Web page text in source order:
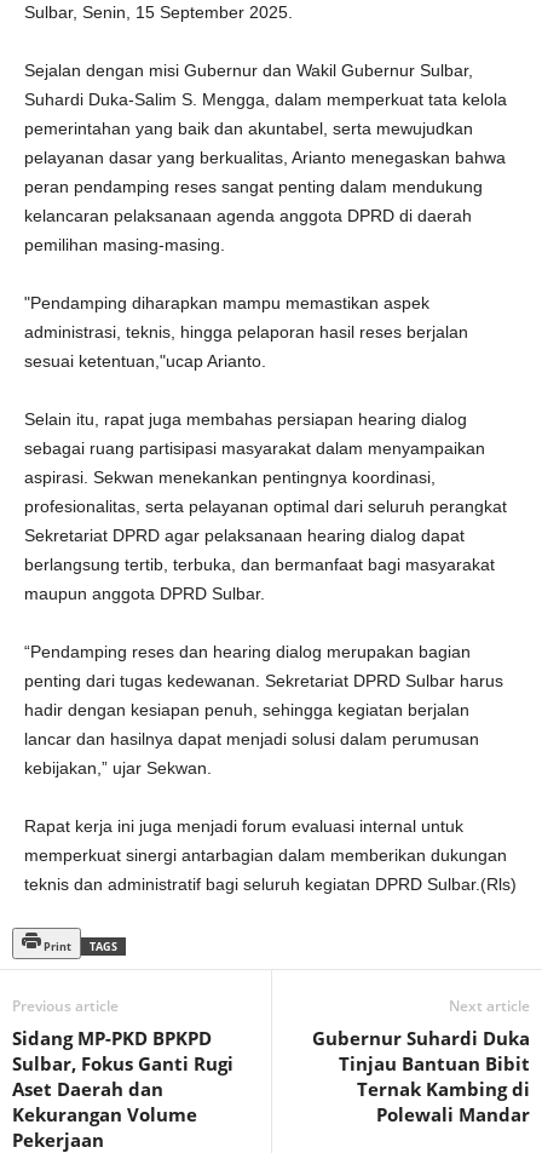
Sulbar, Senin, 15 September 2025.
Sejalan dengan misi Gubernur dan Wakil Gubernur Sulbar,
Suhardi Duka-Salim S. Mengga, dalam memperkuat tata kelola
pemerintahan yang baik dan akuntabel, serta mewujudkan
pelayanan dasar yang berkualitas, Arianto menegaskan bahwa
peran pendamping reses sangat penting dalam mendukung
kelancaran pelaksanaan agenda anggota DPRD di daerah
pemilihan masing-masing.
"Pendamping diharapkan mampu memastikan aspek
administrasi, teknis, hingga pelaporan hasil reses berjalan
sesuai ketentuan,"ucap Arianto.
Selain itu, rapat juga membahas persiapan hearing dialog
sebagai ruang partisipasi masyarakat dalam menyampaikan
aspirasi. Sekwan menekankan pentingnya koordinasi,
profesionalitas, serta pelayanan optimal dari seluruh perangkat
Sekretariat DPRD agar pelaksanaan hearing dialog dapat
berlangsung tertib, terbuka, dan bermanfaat bagi masyarakat
maupun anggota DPRD Sulbar.
“Pendamping reses dan hearing dialog merupakan bagian
penting dari tugas kedewanan. Sekretariat DPRD Sulbar harus
hadir dengan kesiapan penuh, sehingga kegiatan berjalan
lancar dan hasilnya dapat menjadi solusi dalam perumusan
kebijakan,” ujar Sekwan.
Rapat kerja ini juga menjadi forum evaluasi internal untuk
memperkuat sinergi antarbagian dalam memberikan dukungan
teknis dan administratif bagi seluruh kegiatan DPRD Sulbar.(Rls)
Print TAGS
Previous article
Sidang MP-PKD BPKPD
Sulbar, Fokus Ganti Rugi
Aset Daerah dan
Kekurangan Volume
Pekerjaan
Next article
Gubernur Suhardi Duka
Tinjau Bantuan Bibit
Ternak Kambing di
Polewali Mandar